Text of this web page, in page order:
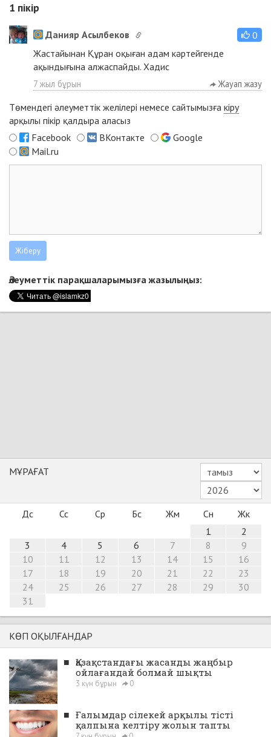
1 пікір
Данияр Асылбеков
0
Жастайынан Құран оқыған адам кәртейгенде
ақындығына алжаспайды. Хадис
7 жыл бұрын Жауап жазу
Төмендегі әлеуметтік желілері немесе сайтымызға кіру
арқылы пікір қалдыра аласыз
Facebook
ВКонтакте
Google
Mail.ru
Әлеуметтік парақшаларымызға жазылыңыз:
МҰРАҒАТ
Дс Сс Ср Бс Жм Сн
Жк
1
2
3
4 5 6 7 8
9
10
11 12 13 14 15
16
17
18 19 20 21 22
23
24
25 26 27 28 29
30
31
КӨП ОҚЫЛҒАНДАР
■ Қазақстандағы жасанды жаңбыр
ойлағандай болмай шықты
3 күн бұрын 0
■ Ғалымдар сілекей арқылы тісті
қалпына келтіру жолын тапты